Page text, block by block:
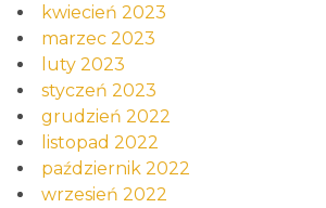
kwiecień 2023
marzec 2023
luty 2023
styczeń 2023
grudzień 2022
listopad 2022
październik 2022
wrzesień 2022